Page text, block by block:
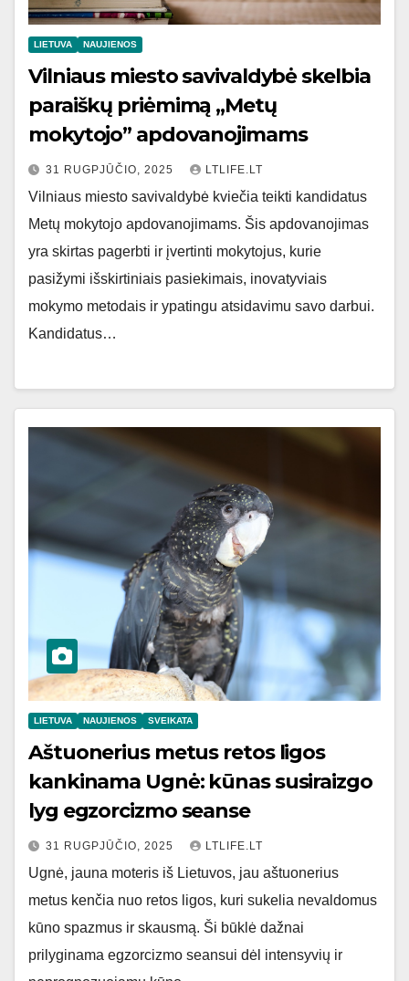
LIETUVA NAUJIENOS
Vilniaus miesto savivaldybė skelbia
paraiškų priėmimą „Metų
mokytojo” apdovanojimams
31 RUGPJŪČIO, 2025 LTLIFE.LT
Vilniaus miesto savivaldybė kviečia teikti kandidatus
Metų mokytojo apdovanojimams. Šis apdovanojimas
yra skirtas pagerbti ir įvertinti mokytojus, kurie
pasižymi išskirtiniais pasiekimais, inovatyviais
mokymo metodais ir ypatingu atsidavimu savo darbui.
Kandidatus…
LIETUVA NAUJIENOS SVEIKATA
Aštuonerius metus retos ligos
kankinama Ugnė: kūnas susiraizgo
lyg egzorcizmo seanse
31 RUGPJŪČIO, 2025 LTLIFE.LT
Ugnė, jauna moteris iš Lietuvos, jau aštuonerius
metus kenčia nuo retos ligos, kuri sukelia nevaldomus
kūno spazmus ir skausmą. Ši būklė dažnai
prilyginama egzorcizmo seansui dėl intensyvių ir